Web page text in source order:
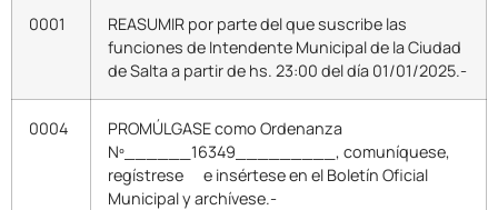
0001
REASUMIR por parte del que suscribe las
funciones de Intendente Municipal de la Ciudad
de Salta a partir de hs. 23:00 del día 01/01/2025.-
0004
PROMÚLGASE como Ordenanza
Nº______16349_________, comuníquese,
regístrese e insértese en el Boletín Oficial
Municipal y archívese.-